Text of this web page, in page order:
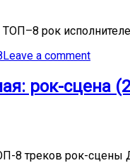
рок
Leave a comment
рок-сцена
8 треков рок-сцены